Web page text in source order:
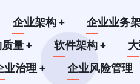
企业架构+ 企业业务
质量+ 软件架构+
业治理+ 企业风险管理